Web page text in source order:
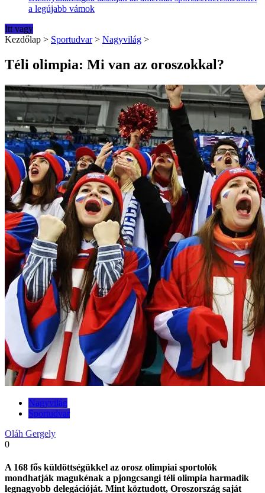
a legújabb vámok
Itt vagy
Kezdőlap > Sportudvar > Nagyvilág >
Téli olimpia: Mi van az oroszokkal?
Nagyvilág
Sportudvar
Oláh Gergely
0
A 168 fős küldöttségükkel az orosz olimpiai sportolók
mondhatják magukénak a pjongcsangi téli olimpia harmadik
legnagyobb delegációját. Mint köztudott, Oroszország saját